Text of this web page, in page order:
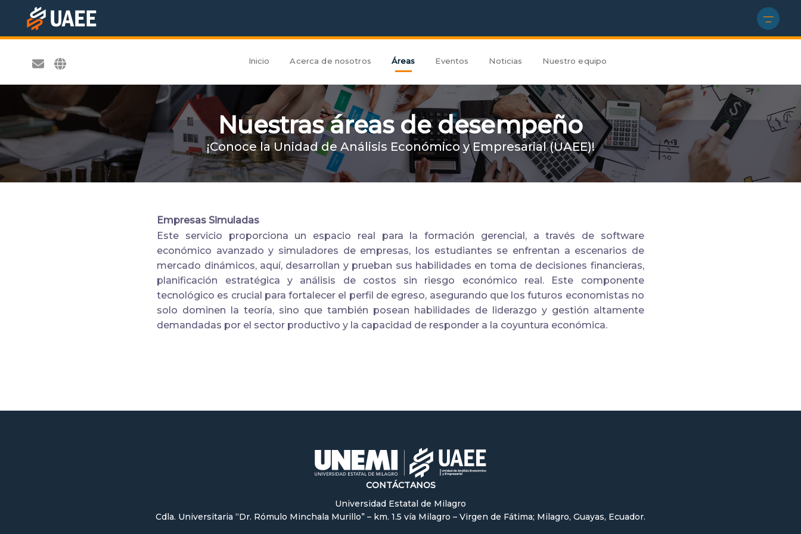
Inicio Acerca de nosotros Áreas Eventos Noticias Nuestro equipo
Nuestras áreas de desempeño
¡Conoce la Unidad de Análisis Económico y Empresarial (UAEE)!
Empresas Simuladas
Este servicio proporciona un espacio real para la formación gerencial, a través de software
económico avanzado y simuladores de empresas, los estudiantes se enfrentan a escenarios de
mercado dinámicos, aquí, desarrollan y prueban sus habilidades en toma de decisiones financieras,
planificación estratégica y análisis de costos sin riesgo económico real. Este componente
tecnológico es crucial para fortalecer el perfil de egreso, asegurando que los futuros economistas no
solo dominen la teoría, sino que también posean habilidades de liderazgo y gestión altamente
demandadas por el sector productivo y la capacidad de responder a la coyuntura económica.
CONTÁCTANOS
Universidad Estatal de Milagro
Cdla. Universitaria “Dr. Rómulo Minchala Murillo” – km. 1.5 vía Milagro – Virgen de Fátima; Milagro, Guayas, Ecuador.